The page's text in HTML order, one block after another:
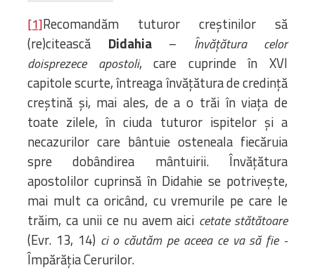
[1]Recomandăm tuturor creștinilor să
(re)citească Didahia– Învățătura celor
doisprezece apostoli, care cuprinde în XVI
capitole scurte, întreaga învățătura de credință
creștină și, mai ales, de a o trăi în viața de
toate zilele, în ciuda tuturor ispitelor și a
necazurilor care bântuie osteneala fiecăruia
spre dobândirea mântuirii. Învățătura
apostolilor cuprinsă în Didahie se potrivește,
mai mult ca oricând, cu vremurile pe care le
trăim, ca unii ce nu avem aici cetate stătătoare
(Evr. 13, 14) ci o căutăm pe aceea ce va să fie ­-
Împărăția Cerurilor.